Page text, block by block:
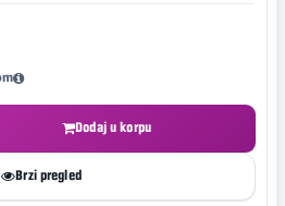
Dodaj u korpu
Brzi pregled